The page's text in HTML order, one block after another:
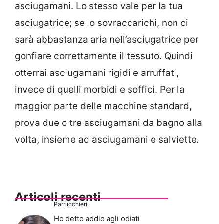
asciugamani. Lo stesso vale per la tua
asciugatrice; se lo sovraccarichi, non ci
sarà abbastanza aria nell’asciugatrice per
gonfiare correttamente il tessuto. Quindi
otterrai asciugamani rigidi e arruffati,
invece di quelli morbidi e soffici. Per la
maggior parte delle macchine standard,
prova due o tre asciugamani da bagno alla
volta, insieme ad asciugamani e salviette.
Articoli recenti
Parrucchieri
Ho detto addio agli odiati